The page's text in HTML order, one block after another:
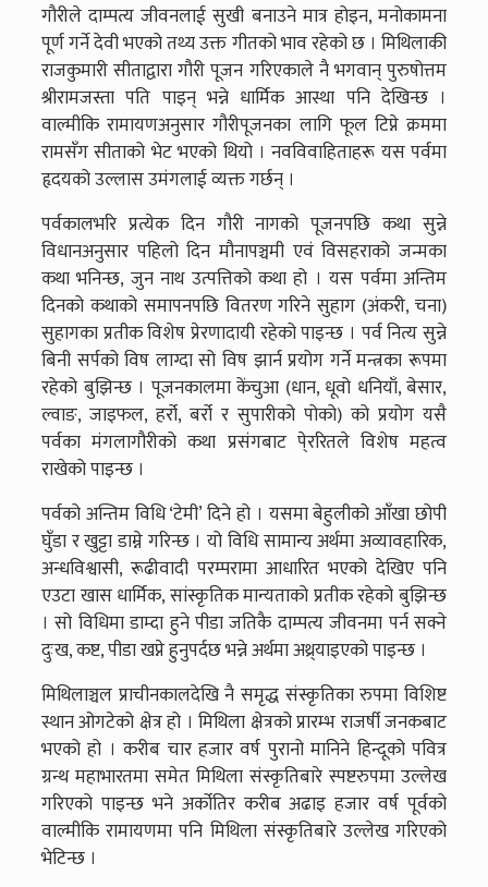
गौरीले दाम्पत्य जीवनलाई सुखी बनाउने मात्र होइन, मनोकामना
पूर्ण गर्ने देवी भएको तथ्य उक्त गीतको भाव रहेको छ । मिथिलाकी
राजकुमारी सीताद्वारा गौरी पूजन गरिएकाले नै भगवान् पुरुषोत्तम
श्रीरामजस्ता पति पाइन् भन्ने धार्मिक आस्था पनि देखिन्छ ।
वाल्मीकि रामायणअनुसार गौरीपूजनका लागि फूल टिप्ने क्रममा
रामसँग सीताको भेट भएको थियो । नवविवाहिताहरू यस पर्वमा
हृदयको उल्लास उमंगलाई व्यक्त गर्छन् ।
पर्वकालभरि प्रत्येक दिन गौरी नागको पूजनपछि कथा सुन्ने
विधानअनुसार पहिलो दिन मौनापञ्चमी एवं विसहराको जन्मका
कथा भनिन्छ, जुन नाथ उत्पत्तिको कथा हो । यस पर्वमा अन्तिम
दिनको कथाको समापनपछि वितरण गरिने सुहाग (अंकरी, चना)
सुहागका प्रतीक विशेष प्रेरणादायी रहेको पाइन्छ । पर्व नित्य सुन्ने
बिनी सर्पको विष लाग्दा सो विष झार्न प्रयोग गर्ने मन्त्रका रूपमा
रहेको बुझिन्छ । पूजनकालमा केंचुआ (धान, धूवो धनियाँ, बेसार,
ल्वाङ, जाइफल, हर्रो, बर्रो र सुपारीको पोको) को प्रयोग यसै
पर्वका मंगलागौरीको कथा प्रसंगबाट पे्ररितले विशेष महत्व
राखेको पाइन्छ ।
पर्वको अन्तिम विधि ‘टेमी’ दिने हो । यसमा बेहुलीको आँखा छोपी
घुँडा र खुट्टा डाम्ने गरिन्छ । यो विधि सामान्य अर्थमा अव्यावहारिक,
अन्धविश्वासी, रूढीवादी परम्परामा आधारित भएको देखिए पनि
एउटा खास धार्मिक, सांस्कृतिक मान्यताको प्रतीक रहेको बुझिन्छ
। सो विधिमा डाम्दा हुने पीडा जतिकै दाम्पत्य जीवनमा पर्न सक्ने
दुःख, कष्ट, पीडा खप्ने हुनुपर्दछ भन्ने अर्थमा अथ्र्याइएको पाइन्छ ।
मिथिलाञ्चल प्राचीनकालदेखि नै समृद्ध संस्कृतिका रुपमा विशिष्ट
स्थान ओगटेको क्षेत्र हो । मिथिला क्षेत्रको प्रारम्भ राजर्षी जनकबाट
भएको हो । करीब चार हजार वर्ष पुरानो मानिने हिन्दूको पवित्र
ग्रन्थ महाभारतमा समेत मिथिला संस्कृतिबारे स्पष्टरुपमा उल्लेख
गरिएको पाइन्छ भने अर्कोतिर करीब अढाइ हजार वर्ष पूर्वको
वाल्मीकि रामायणमा पनि मिथिला संस्कृतिबारे उल्लेख गरिएको
भेटिन्छ ।